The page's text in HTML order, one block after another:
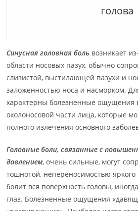
голова
Синусная головная боль возникает
области носовых пазух, обычно
слизистой, выстилающей пазухи и
заложенностью носа и насморком.
характерны болезненные ощущения
околоносовой части лица, которые
полного излечения основного
Головные боли, связанные с
давлением, очень сильные, могут
тошнотой, непереносимостью яркого
болит вся поверхность головы,
глаз. Болезненные ощущения